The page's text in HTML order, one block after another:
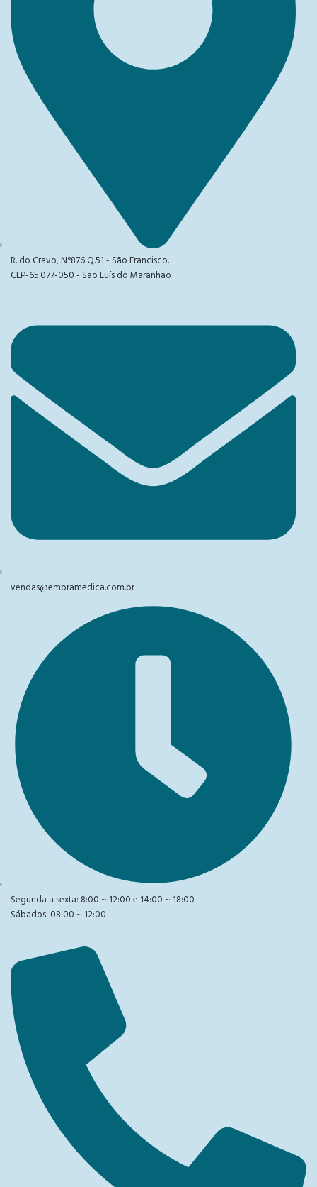
R. do Cravo, N°876 Q.51 - São Francisco.
CEP-65.077-050 - São Luís do Maranhão
vendas@embramedica.com.br
Segunda a sexta: 8:00 ~ 12:00 e 14:00 ~ 18:00
Sábados: 08:00 ~ 12:00